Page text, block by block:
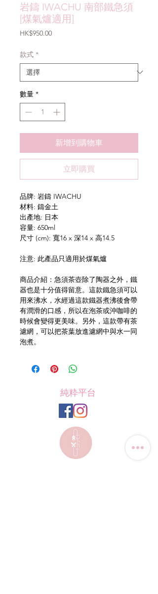
岩鑄 IWACHU 南部鐵急須
[煤氣爐適用]
HK$950.00價
款式 *
數量 *
新增到購物車
立即購買
品牌: 岩鑄 IWACHU
材料: 鑄金土
出產地: 日本
容量: 650ml
尺寸 (cm): 寬16 x 深14 x 高14.5
注意: 此產品只適用於煤氣爐
商品介紹：急須茶壺除了陶器之外，鐵
器也是十分值得留意。這款鐵急須可以
用來沸水，水經過這款鐵器煮沸後會帶
有潤滑的口感，所以在泡茶或沖咖啡的
時候會變得更美味。另外，這款帶有茶
濾網，可以把茶葉放進濾網中與水一同
泡煮。
純粋平台